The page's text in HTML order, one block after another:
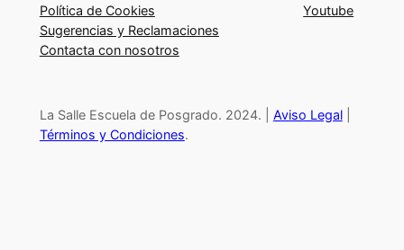
l
t
m
p
Política de Cookies
Sugerencias y Reclamaciones
Contacta con nosotros
Youtube
La Salle Escuela de Posgrado. 2024. | Aviso Legal|
Términos y Condiciones.